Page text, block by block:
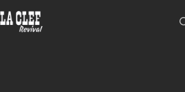
au
contenu